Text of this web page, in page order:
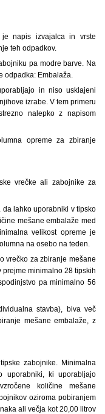
napis izvajalca in vrste
teh odpadkov.
pa modre barve. Na
odpadka: Embalaža.
in niso usklajeni
izrabe. V tem primeru
nalepko z napisom
opreme za zbiranje
vrečke ali zabojnike za
da lahko uporabniki v tipsko
mešane embalaže med
velikost opreme je
na osebo na teden.
vrečko za zbiranje mešane
minimalno 28 tipskih
pa minimalno 56
stavba), biva več
mešane embalaže, z
zabojnike. Minimalna
uporabniki, ki uporabljajo
količine mešane
oziroma pobiranjem
ali večja kot 20,00 litrov